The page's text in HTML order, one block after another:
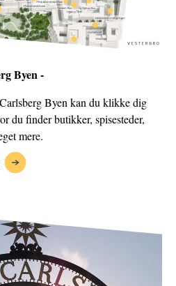
Byen -
Byen kan du klikke dig
du finder butikker, spisesteder,
mere.